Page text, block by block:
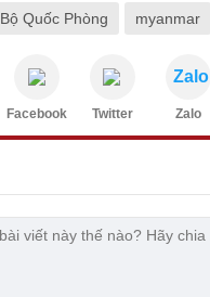
Bộ Quốc Phòng myanmar
Facebook Twitter
Zalo
Zalo